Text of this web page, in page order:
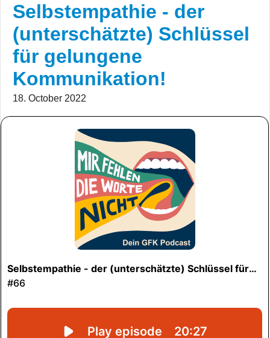
Selbstempathie - der
(unterschätzte) Schlüssel
für gelungene
Kommunikation!
18. October 2022